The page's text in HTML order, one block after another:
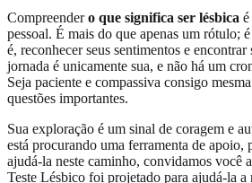
Compreendero que significa ser lésbica
pessoal. É mais do que apenas um rótulo;
é, reconhecer seus sentimentos e
jornada é unicamente sua, e não há um
Seja paciente e compassiva consigo
questões importantes.
Sua exploração é um sinal de coragem e
está procurando uma ferramenta de apoio,
ajudá-la neste caminho, convidamos você a
Teste Lésbico foi projetado para ajudá-la a